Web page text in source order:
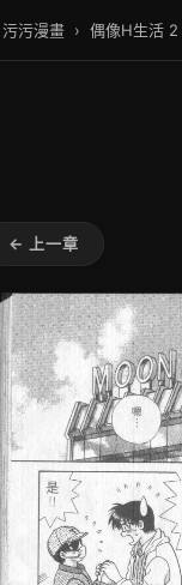
污污漫畫 › 偶像H生活 2
← 上一章